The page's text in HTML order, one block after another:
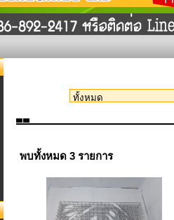
พบทั้งหมด 3 รายการ